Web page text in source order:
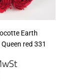
Earth
red 331